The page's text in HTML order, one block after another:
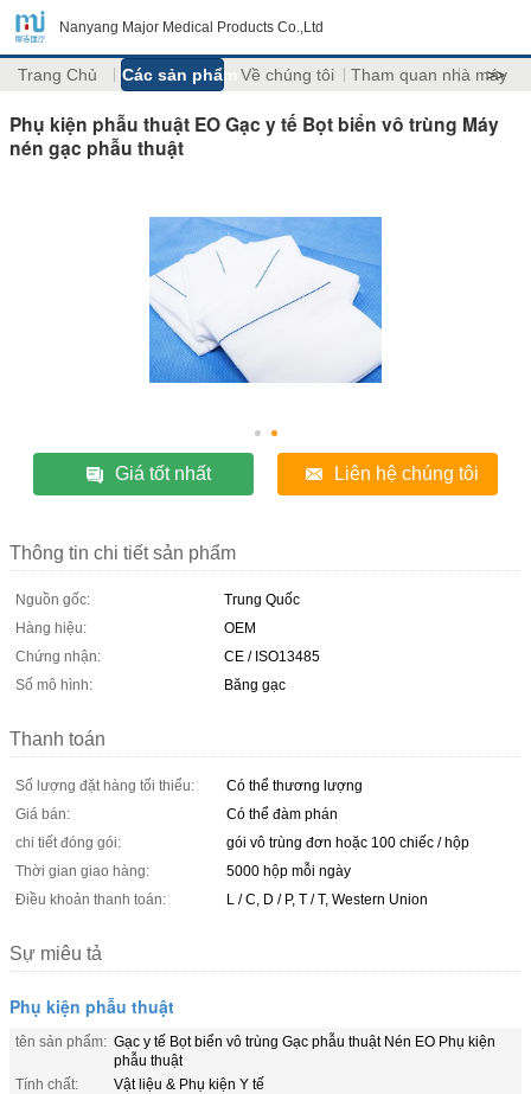
Nanyang Major Medical Products Co.,Ltd
Trang Chủ Các sản phẩm Về chúng tôi Tham quan nhà máy
>>
Phụ kiện phẫu thuật EO Gạc y tế Bọt biển vô trùng Máy
nén gạc phẫu thuật
Giá tốt nhất Liên hệ chúng tôi
Thông tin chi tiết sản phẩm
Nguồn gốc:
Trung Quốc
Hàng hiệu:
OEM
Chứng nhận:
CE / ISO13485
Số mô hình:
Băng gạc
Thanh toán
Số lượng đặt hàng tối thiểu:
Có thể thương lượng
Giá bán:
Có thể đàm phán
chi tiết đóng gói:
gói vô trùng đơn hoặc 100 chiếc / hộp
Thời gian giao hàng:
5000 hộp mỗi ngày
Điều khoản thanh toán:
L / C, D / P, T / T, Western Union
Sự miêu tả
Phụ kiện phẫu thuật
tên sản phẩm: Gạc y tế Bọt biển vô trùng Gạc phẫu thuật Nén EO Phụ kiện
phẫu thuật
Tính chất:
Vật liệu & Phụ kiện Y tế